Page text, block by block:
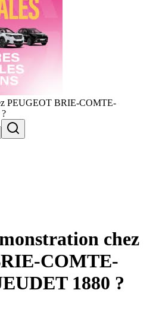
PEUGEOT BRIE-COMTE-
chez
COMTE-
1880 ?